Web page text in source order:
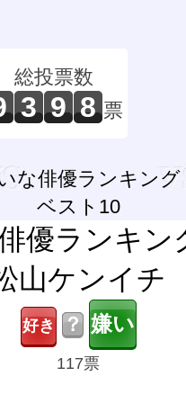
総投票数
3 9 8 票
な俳優ランキング
ベスト10
優ランキン
山ケンイチ
？
117票